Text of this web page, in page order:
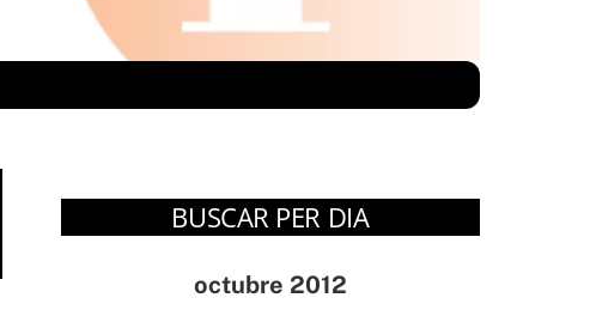
BUSCAR PER DIA
octubre 2012